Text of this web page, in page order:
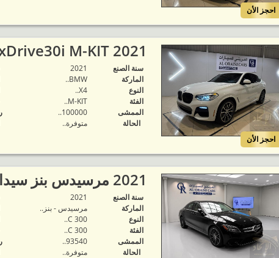
احجز الأن
2021 BMW X4 xDrive30i M-KIT..
سنة الصنع
2021
الماركة
BMW..
النوع
X4..
الفئة
M-KIT..
الممشى
100000..
الحالة
متوفرة‬..
احجز الأن
2021 مرسيدس بنز سيدان C300..
سنة الصنع
2021
الماركة
مرسيدس - بنز..
النوع
C 300..
الفئة
C 300..
الممشى
93540..
الحالة
متوفرة‬..